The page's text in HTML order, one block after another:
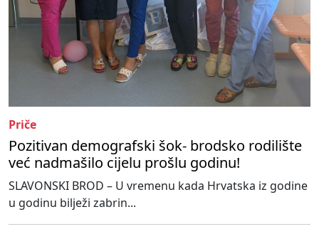
Priče
Pozitivan demografski šok- brodsko rodilište
već nadmašilo cijelu prošlu godinu!
SLAVONSKI BROD – U vremenu kada Hrvatska iz godine
u godinu bilježi zabrin...